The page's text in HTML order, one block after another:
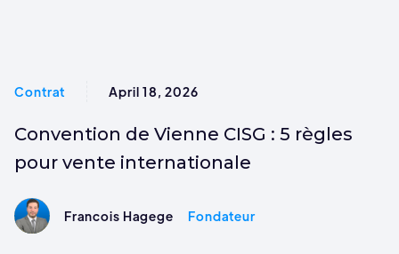
Contrat April 18, 2026
Convention de Vienne CISG : 5 règles
pour vente internationale
Francois Hagege Fondateur